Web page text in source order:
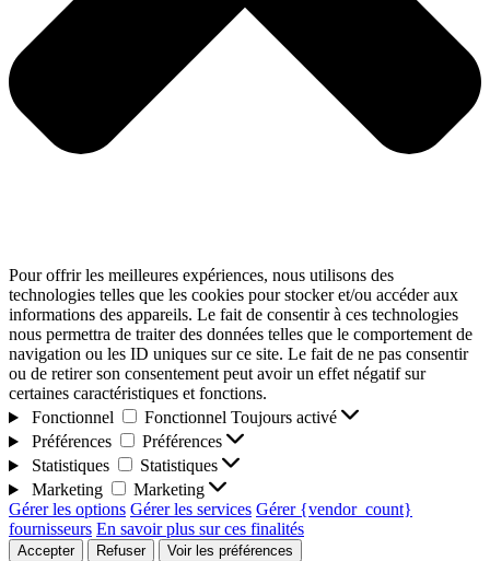
Pour offrir les meilleures expériences, nous utilisons des
technologies telles que les cookies pour stocker et/ou accéder aux
informations des appareils. Le fait de consentir à ces technologies
nous permettra de traiter des données telles que le comportement de
navigation ou les ID uniques sur ce site. Le fait de ne pas consentir
ou de retirer son consentement peut avoir un effet négatif sur
certaines caractéristiques et fonctions.
Fonctionnel
Fonctionnel Toujours activé
Préférences
Préférences
Statistiques
Statistiques
Marketing
Marketing
Gérer les options Gérer les services Gérer {vendor_count}
fournisseurs En savoir plus sur ces finalités
Accepter Refuser
Voir les préférences